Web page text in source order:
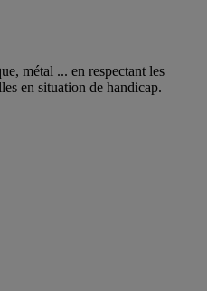
métal ... en respectant les
en situation de handicap.